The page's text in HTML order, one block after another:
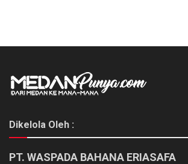
Dikelola Oleh :
PT. WASPADA BAHANA ERIASAFA